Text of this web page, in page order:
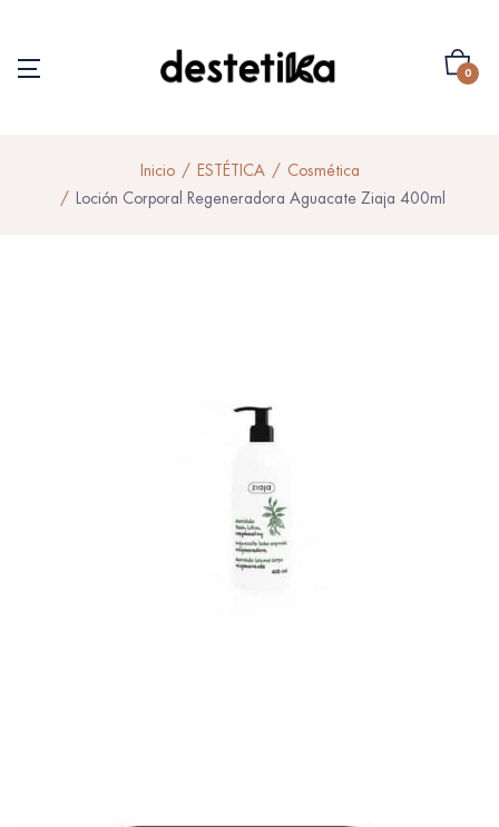
0
Inicio ESTÉTICA
Cosmética
Loción Corporal Regeneradora Aguacate Ziaja 400ml